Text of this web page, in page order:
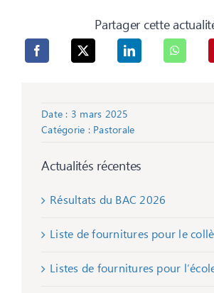
Partager cette
Date : 3 mars 2025
Catégorie : Pastorale
Actualités récentes
Résultats du BAC 2026
Liste de fournitures pour le
Listes de fournitures pour